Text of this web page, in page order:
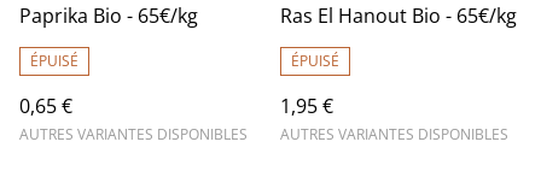
Paprika Bio - 65€/kg
ÉPUISÉ
0,65 €
AUTRES VARIANTES DISPONIBLES
Ras El Hanout Bio - 65€/kg
ÉPUISÉ
1,95 €
AUTRES VARIANTES DISPONIBLES